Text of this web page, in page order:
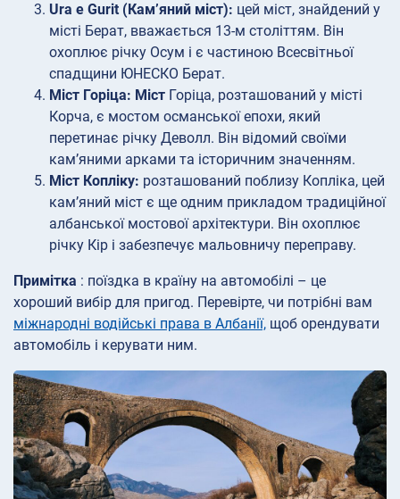
Ura e Gurit (Кам’яний міст): цей міст, знайдений у
місті Берат, вважається 13-м століттям. Він
охоплює річку Осум і є частиною Всесвітньої
спадщини ЮНЕСКО Берат.
Міст Горіца: Міст Горіца, розташований у місті
Корча, є мостом османської епохи, який
перетинає річку Деволл. Він відомий своїми
кам’яними арками та історичним значенням.
Міст Копліку: розташований поблизу Копліка, цей
кам’яний міст є ще одним прикладом традиційної
албанської мостової архітектури. Він охоплює
річку Кір і забезпечує мальовничу переправу.
Примітка : поїздка в країну на автомобілі – це
хороший вибір для пригод. Перевірте, чи потрібні вам
міжнародні водійські права в Албанії, щоб орендувати
автомобіль і керувати ним.